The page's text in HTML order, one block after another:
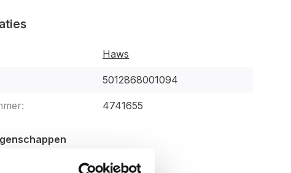
Haws
5012868001094
4741655
37 cm